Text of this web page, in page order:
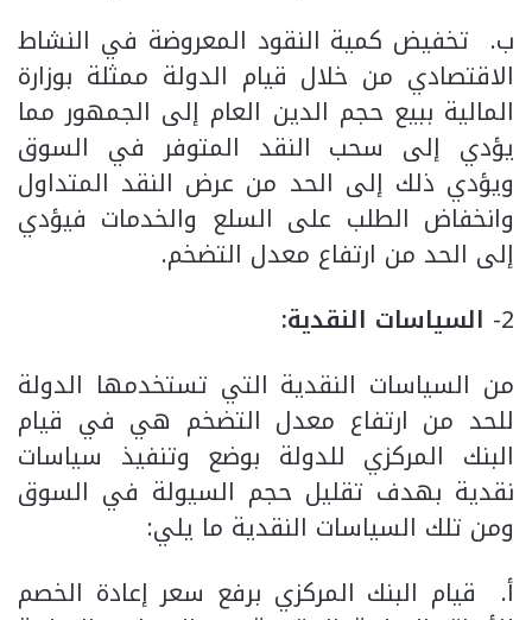
‌ب. تخفيض كمية النقود المعروضة في النشاط
الاقتصادي من خلال قيام الدولة ممثلة بوزارة
المالية ببيع حجم الدين العام إلى الجمهور مما
يؤدي إلى سحب النقد المتوفر في السوق
ويؤدي ذلك إلى الحد من عرض النقد المتداول
وانخفاض الطلب على السلع والخدمات فيؤدي
إلى الحد من ارتفاع معدل التضخم.
2- السياسات النقدية:
من السياسات النقدية التي تستخدمها الدولة
للحد من ارتفاع معدل التضخم هي في قيام
البنك المركزي للدولة بوضع وتنفيذ سياسات
نقدية بهدف تقليل حجم السيولة في السوق
ومن تلك السياسات النقدية ما يلي:
‌أ. قيام البنك المركزي برفع سعر إعادة الخصم